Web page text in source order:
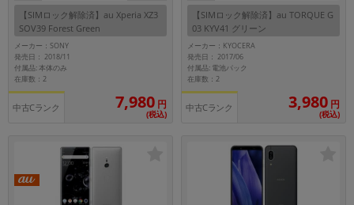
【SIMロック解除済】au Xperia XZ3
SOV39 Forest Green
メーカー：SONY
発売日： 2018/11
付属品: 本体のみ
在庫数：2
中古Cランク 7,980 円
(税込)
【SIMロック解除済】au TORQUE G
03 KYV41 グリーン
メーカー：KYOCERA
発売日： 2017/06
付属品: 電池パック
在庫数：2
中古Cランク 3,980 円
(税込)